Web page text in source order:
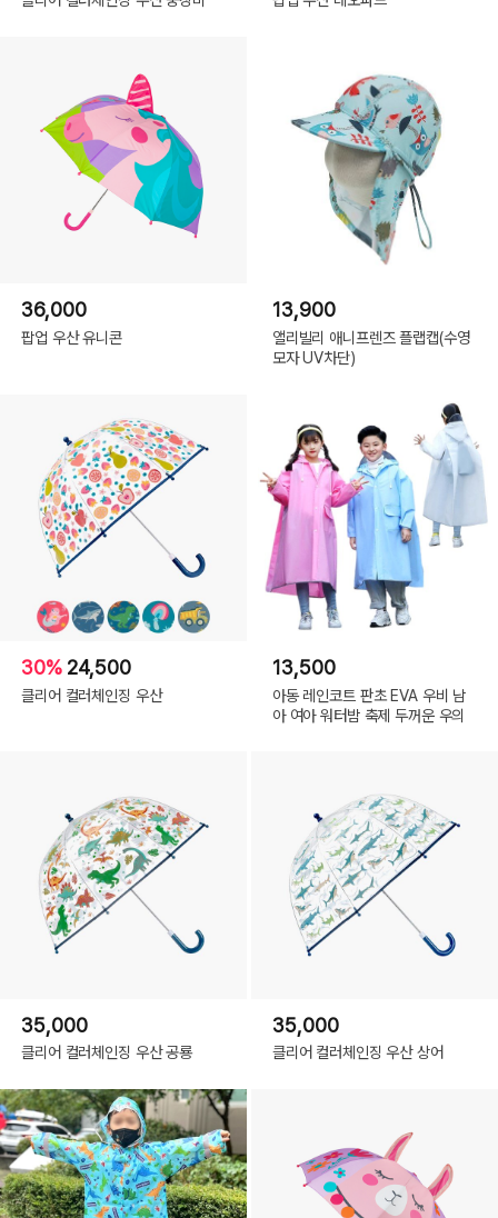
36,000
팝업 우산 유니콘
13,900
앨리빌리 애니프렌즈 플랩캡(수영
모자 UV차단)
30% 24,500
클리어 컬러체인징 우산
13,500
아동 레인코트 판초 EVA 우비 남
아 여아 워터밤 축제 두꺼운 우의
35,000
클리어 컬러체인징 우산 공룡
35,000
클리어 컬러체인징 우산 상어